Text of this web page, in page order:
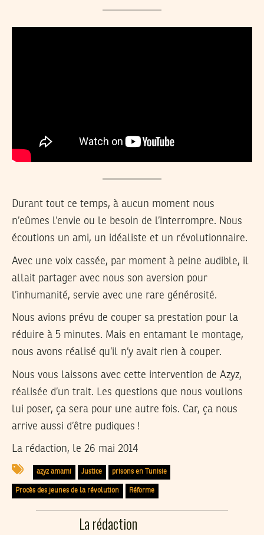
Durant tout ce temps, à aucun moment nous
n’eûmes l’envie ou le besoin de l’interrompre. Nous
écoutions un ami, un idéaliste et un révolutionnaire.
Avec une voix cassée, par moment à peine audible, il
allait partager avec nous son aversion pour
l’inhumanité, servie avec une rare générosité.
Nous avions prévu de couper sa prestation pour la
réduire à 5 minutes. Mais en entamant le montage,
nous avons réalisé qu’il n’y avait rien à couper.
Nous vous laissons avec cette intervention de Azyz,
réalisée d’un trait. Les questions que nous voulions
lui poser, ça sera pour une autre fois. Car, ça nous
arrive aussi d’être pudiques !
La rédaction, le 26 mai 2014
azyz amami Justice prisons en Tunisie
Procès des jeunes de la révolution Réforme
La rédaction